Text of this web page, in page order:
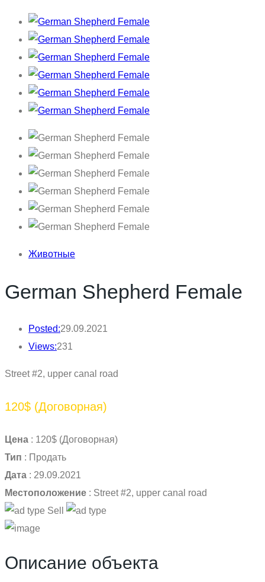
Животные
German Shepherd Female
Posted:29.09.2021
Views:231
Street #2, upper canal road
120$ (Договорная)
Цена : 120$ (Договорная)
Тип : Продать
Дата : 29.09.2021
Местоположение : Street #2, upper canal road
Sell
Описание объекта